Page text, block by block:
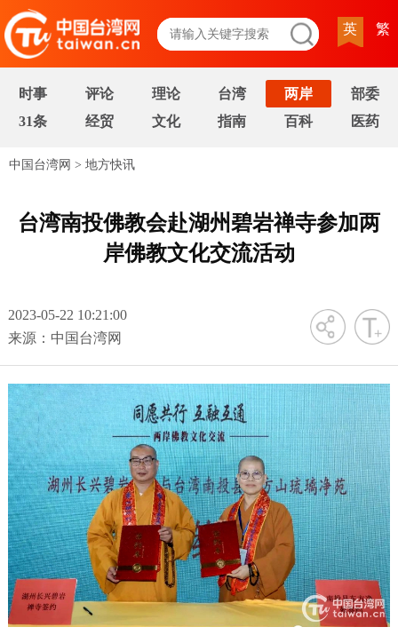
英 繁
时事 评论 理论 台湾 两岸
部委
31条
经贸 文化 指南 百科 医药
中国台湾网 > 地方快讯
台湾南投佛教会赴湖州碧岩禅寺参加两
岸佛教文化交流活动
2023-05-22 10:21:00
来源：中国台湾网
字号